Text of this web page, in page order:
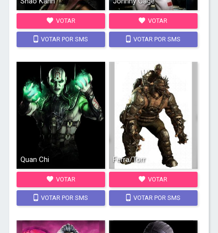
VOTAR
VOTAR POR SMS
VOTAR
VOTAR POR SMS
Quan Chi
VOTAR
VOTAR POR SMS
Ferra/Torr
VOTAR
VOTAR POR SMS